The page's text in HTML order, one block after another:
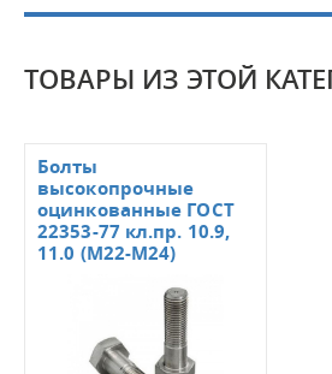
ТОВАРЫ ИЗ ЭТОЙ
Болты
высокопрочные
оцинкованные ГОСТ
22353-77 кл.пр. 10.9,
11.0 (М22-М24)